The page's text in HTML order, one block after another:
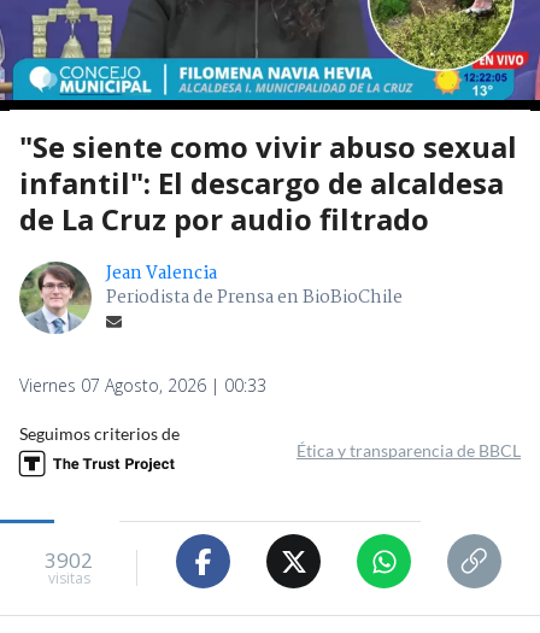
"Se siente como vivir abuso sexual
infantil": El descargo de alcaldesa
de La Cruz por audio filtrado
Jean Valencia
Periodista de Prensa en BioBioChile
Viernes 07 Agosto, 2026 | 00:33
Seguimos criterios de
Ética y transparencia de BBCL
3902
visitas